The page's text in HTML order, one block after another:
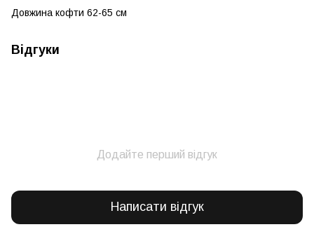
Довжина кофти 62-65 см
Відгуки
Додайте перший відгук
Написати відгук